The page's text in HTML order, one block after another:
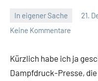
In eigener Sache 21.
Keine Kommentare
Kürzlich habe ich ja
Dampfdruck-Presse,